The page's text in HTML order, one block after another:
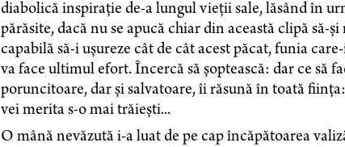
diabolică inspirație de-a lungul vieții sale, lăsând în
părăsite, dacă nu se apucă chiar din această clipă să-
capabilă să-i ușureze cât de cât acest păcat, funia
va face ultimul efort. Încercă să șoptească: dar ce să
poruncitoare, dar și salvatoare, îi răsună în toată
vei merita s-o mai trăiești...
O mână nevăzută i-a luat de pe cap încăpătoarea